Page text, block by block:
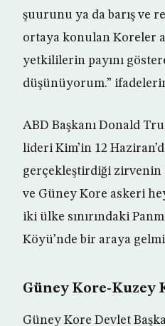
şuurunu ya da barış ve
ortaya konulan Koreler
yetkililerin payını
düşünüyorum.”
ABD Başkanı Donald
lideri Kim’in 12
gerçekleştirdiği zirvenin
ve Güney Kore askeri
iki ülke sınırındaki
Köyü’nde bir araya
Güney Kore-Kuzey
Güney Kore Devlet